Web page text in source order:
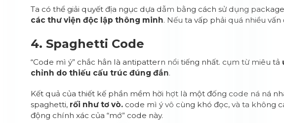
Ta có thể giải quyết địa ngục dựa dẫm bằng cách sử dụng
các thư viện độc lập thông minh. Nếu ta vấp phải quá nhiều vấn
4. Spaghetti Code
“Code mì ý” chắc hẳn là antipattern nổi tiếng nhất. cụm từ miêu tả
chỉnh do thiếu cấu trúc đúng đắn.
Kết quả của thiết kế phần mềm hời hợt là một đống code ná ná
spaghetti, rối như tơ vò. code mì ý vô cùng khó đọc, và ta không
động chính xác của “mớ” code này.